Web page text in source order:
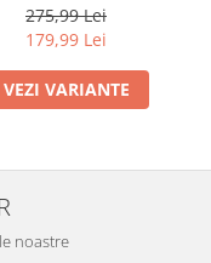
275,99 Lei
179,99 Lei
VEZI VARIANTE
noastre